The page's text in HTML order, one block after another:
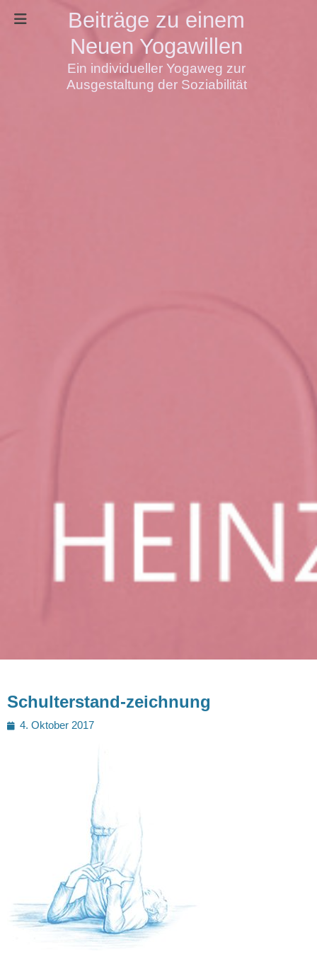
Beiträge zu einem
Neuen Yogawillen
Ein individueller Yogaweg zur
Ausgestaltung der Soziabilität
Schulterstand-zeichnung
Posted
4. Oktober 2017